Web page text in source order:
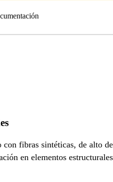
fibras sintéticas, de alto
en elementos